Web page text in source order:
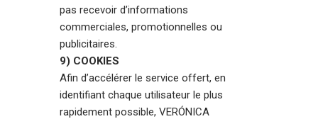
pas recevoir d’informations
commerciales, promotionnelles ou
publicitaires.
9) COOKIES
Afin d’accélérer le service offert, en
identifiant chaque utilisateur le plus
rapidement possible, VERÓNICA